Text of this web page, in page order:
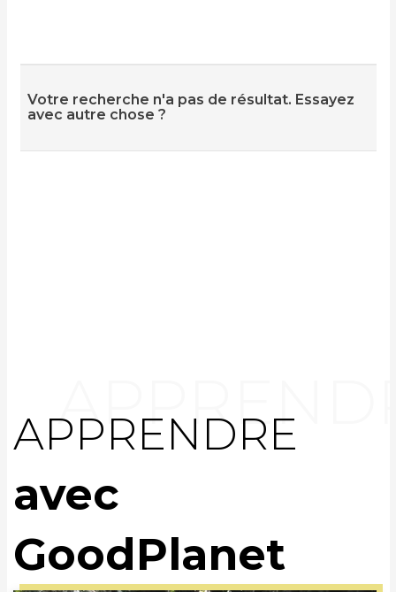
Votre recherche n'a pas de résultat. Essayez
avec autre chose ?
APPRENDRE
avec
GoodPlanet